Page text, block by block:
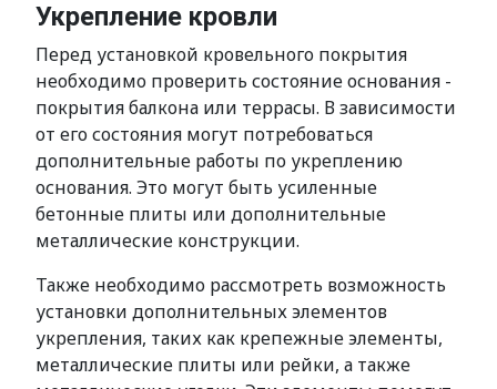
Укрепление кровли
Перед установкой кровельного покрытия
необходимо проверить состояние основания -
покрытия балкона или террасы. В зависимости
от его состояния могут потребоваться
дополнительные работы по укреплению
основания. Это могут быть усиленные
бетонные плиты или дополнительные
металлические конструкции.
Также необходимо рассмотреть возможность
установки дополнительных элементов
укрепления, таких как крепежные элементы,
металлические плиты или рейки, а также